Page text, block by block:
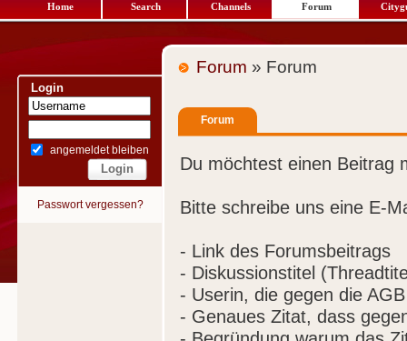
Home Search Channels Forum
Login
angemeldet bleiben
Passwort vergessen?
Forum » Forum
Forum
Du möchtest einen Beitrag
Bitte schreibe uns eine E-
- Link des Forumsbeitrags
- Diskussionstitel
- Userin, die gegen die
- Genaues Zitat, dass